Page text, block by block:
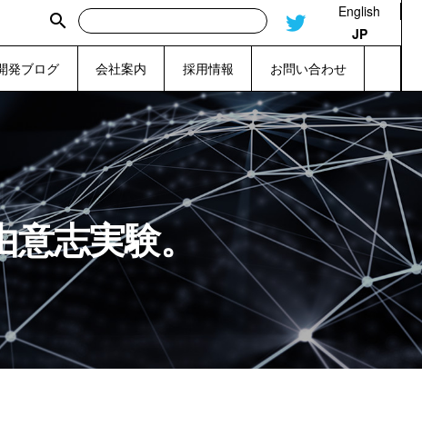
search
English
JP
発ブログ 会社案内 採用情報 お問い合わせ
意志実験。